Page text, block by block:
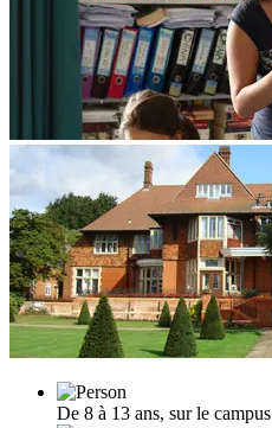
De 8 à 13 ans, sur le campus